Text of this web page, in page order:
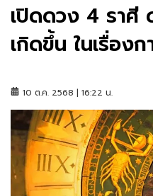
เปิดดวง 4 ราศี
เกิดขึ้น ในเรื่องก
10 ต.ค. 2568 | 16:22 น.